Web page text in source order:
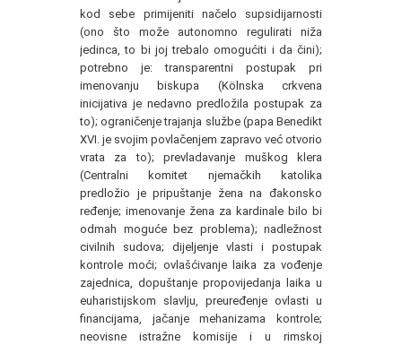
kod sebe primijeniti načelo supsidijarnosti
(ono što može autonomno regulirati niža
jedinca, to bi joj trebalo omogućiti i da čini);
potrebno je: transparentni postupak pri
imenovanju biskupa (Kölnska crkvena
inicijativa je nedavno predložila postupak za
to); ograničenje trajanja službe (papa Benedikt
XVI. je svojim povlačenjem zapravo već otvorio
vrata za to); prevladavanje muškog klera
(Centralni komitet njemačkih katolika
predložio je pripuštanje žena na đakonsko
ređenje; imenovanje žena za kardinale bilo bi
odmah moguće bez problema); nadležnost
civilnih sudova; dijeljenje vlasti i postupak
kontrole moći; ovlašćivanje laika za vođenje
zajednica, dopuštanje propovijedanja laika u
euharistijskom slavlju, preuređenje ovlasti u
financijama, jačanje mehanizama kontrole;
neovisne istražne komisije i u rimskoj